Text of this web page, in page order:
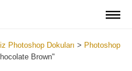
Photoshop Dokuları > Photoshop
Brown"